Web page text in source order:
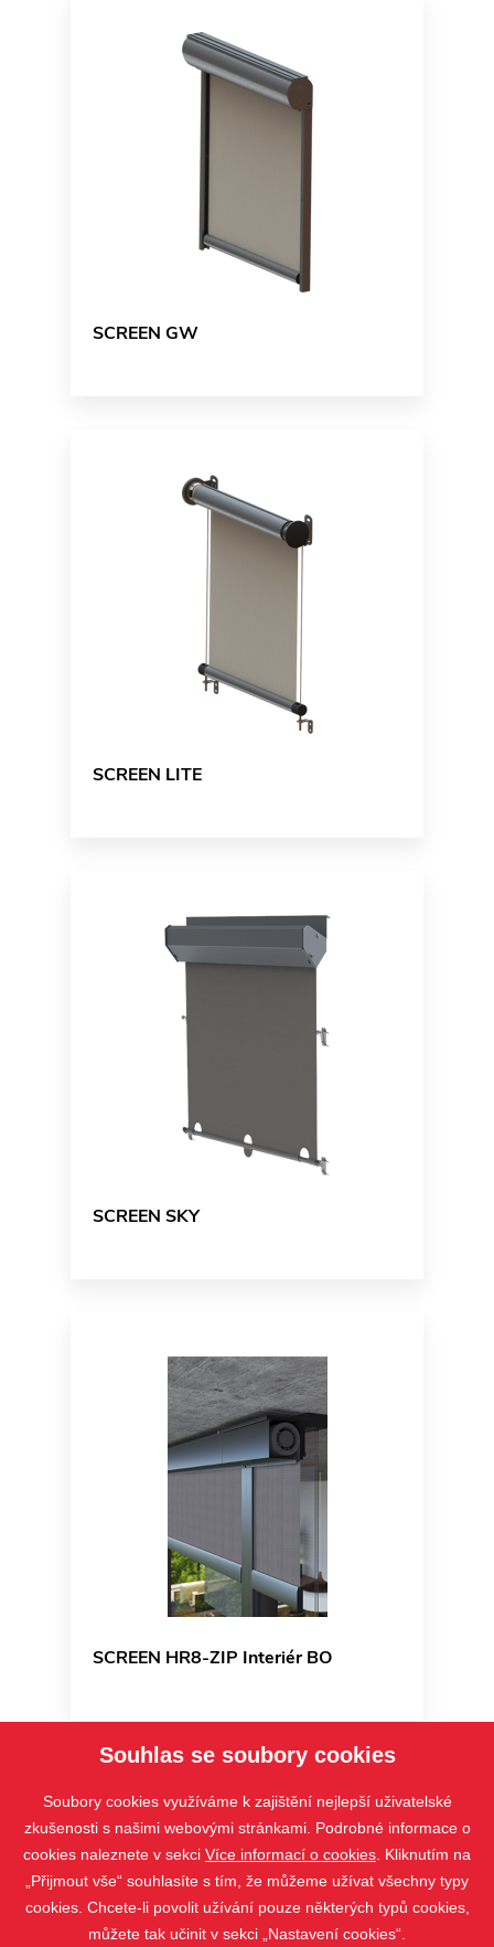
SCREEN GW
SCREEN LITE
SCREEN SKY
SCREEN HR8-ZIP Interiér BO
Souhlas se soubory cookies
Soubory cookies využíváme k zajištění nejlepší uživatelské
zkušenosti s našimi webovými stránkami. Podrobné informace o
cookies naleznete v sekci Více informací o cookies . Kliknutím na
„Přijmout vše“ souhlasíte s tím, že můžeme užívat všechny typy
cookies. Chcete-li povolit užívání pouze některých typů cookies,
můžete tak učinit v sekci „Nastavení cookies“.